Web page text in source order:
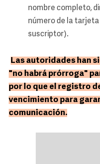
nombre completo,
número de la
suscriptor).
Las autoridades han
"no habrá prórroga"
por lo que el registro
vencimiento para
comunicación.